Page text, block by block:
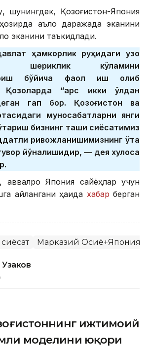
шунингдек, Қозоғистон-Япония
аъло даражада эканини
эканини таъкидлади.
ҳамкорлик руҳидаги узоқ
шериклик кўламини
бўйича фаол иш олиб
Қозоқларда “қарс икки қўлдан
гап бор. Қозоғистон ва
муносабатларни янги
бизнинг ташқи сиёсатимиз
ривожланишимизнинг ўта
йўналишидир, — дея хулоса
аввалроқ Япония сайёҳлар учун
айлангани ҳақида хабар берган
сиёсат Марказий Осиё+Япония
ижтимоий
моделини юқори